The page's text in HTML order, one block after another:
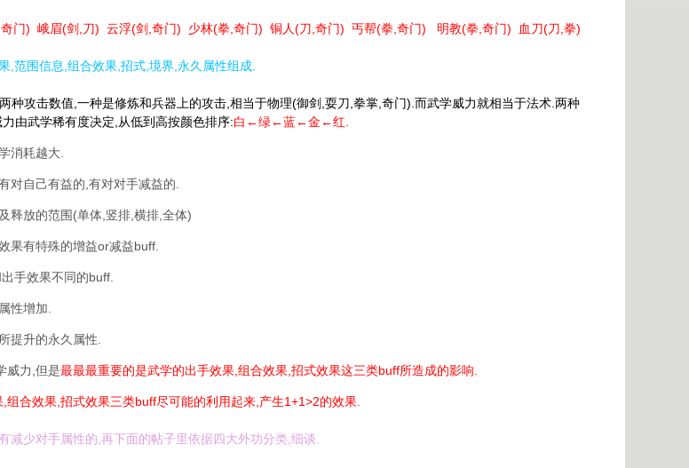
门) 峨眉(剑,刀) 云浮(剑,奇门) 少林(拳,奇门) 铜人(刀,奇门) 丐帮(拳,奇门) 明教(拳,奇门) 血刀(刀,拳)
,范围信息,组合效果,招式,境界,永久属性组成.
种攻击数值,一种是修炼和兵器上的攻击,相当于物理(御剑,耍刀,拳掌,奇门).而武学威力就相当于法术.两种
由武学稀有度决定,从低到高按颜色排序:白←绿←蓝←金←红.
消耗越大.
对自己有益的,有对对手减益的.
释放的范围(单体,竖排,横排,全体)
果有特殊的增益or减益buff.
手效果不同的buff.
性增加.
提升的永久属性.
威力,但是最最最重要的是武学的出手效果,组合效果,招式效果这三类buff所造成的影响.
组合效果,招式效果三类buff尽可能的利用起来,产生1+1>2的效果.
减少对手属性的,再下面的帖子里依据四大外功分类,细谈.